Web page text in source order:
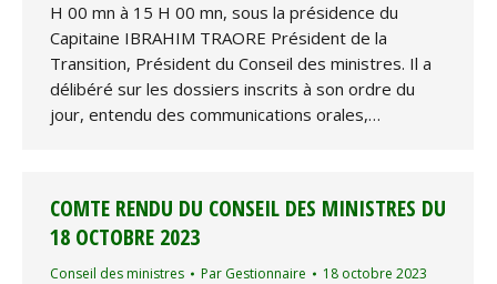
H 00 mn à 15 H 00 mn, sous la présidence du
Capitaine IBRAHIM TRAORE Président de la
Transition, Président du Conseil des ministres. Il a
délibéré sur les dossiers inscrits à son ordre du
jour, entendu des communications orales,…
COMTE RENDU DU CONSEIL DES MINISTRES DU
18 OCTOBRE 2023
Conseil des ministres Par Gestionnaire 18 octobre 2023